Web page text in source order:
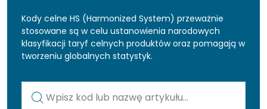
Kody celne HS (Harmonized System) przeważnie
stosowane są w celu ustanowienia narodowych
klasyfikacji taryf celnych produktów oraz pomagają w
tworzeniu globalnych statystyk.